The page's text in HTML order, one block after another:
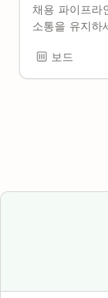
채용 파이프라
소통을 유지하
보드